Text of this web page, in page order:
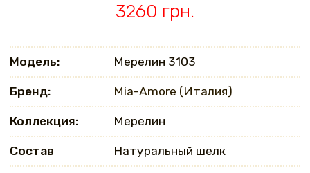
3260 грн.
Модель: Мерелин 3103
Бренд: Mia-Amore (Италия)
Коллекция: Мерелин
Состав Натуральный шелк